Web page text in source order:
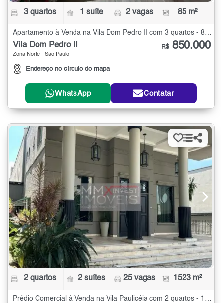
3 quartos 1 suíte 2 vagas 85 m²
Apartamento à Venda na Vila Dom Pedro II com 3 quartos - 85 m²
Vila Dom Pedro II
Zona Norte - São Paulo
Endereço no círculo do mapa
R$ 850.000
WhatsApp Contatar
2 quartos 2 suítes 25 vagas 1523 m²
Prédio Comercial à Venda na Vila Paulicéia com 2 quartos - 1523 m²